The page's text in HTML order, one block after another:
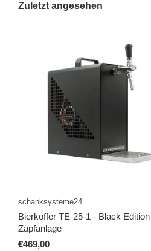
Zuletzt angesehen
schanksysteme24
Bierkoffer TE-25-1 - Black Edition
Zapfanlage
€469,00